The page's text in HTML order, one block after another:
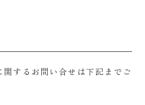
するお問い合せは下記までご